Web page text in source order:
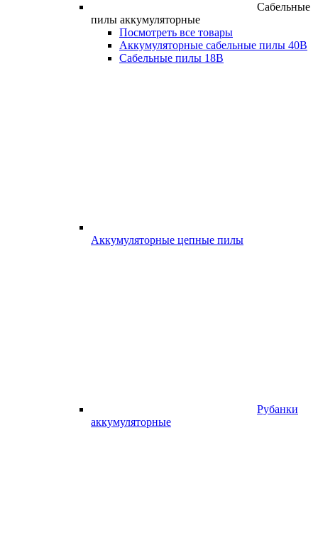
Сабельные
пилы аккумуляторные
Посмотреть все товары
Аккумуляторные сабельные пилы 40В
Сабельные пилы 18В
Аккумуляторные цепные пилы
Рубанки
аккумуляторные